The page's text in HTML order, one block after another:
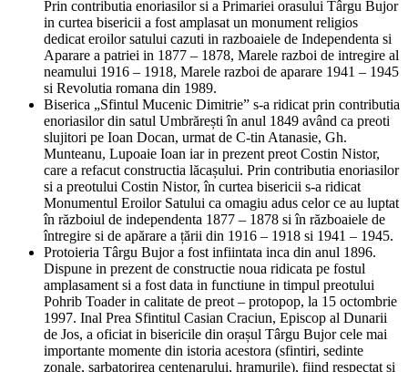
Prin contributia enoriasilor si a Primariei orasului Târgu Bujor
in curtea bisericii a fost amplasat un monument religios
dedicat eroilor satului cazuti in razboaiele de Independenta si
Aparare a patriei in 1877 – 1878, Marele razboi de intregire al
neamului 1916 – 1918, Marele razboi de aparare 1941 – 1945
si Revolutia romana din 1989.
Biserica „Sfintul Mucenic Dimitrie” s-a ridicat prin contributia
enoriasilor din satul Umbrărești în anul 1849 având ca preoti
slujitori pe Ioan Docan, urmat de C-tin Atanasie, Gh.
Munteanu, Lupoaie Ioan iar in prezent preot Costin Nistor,
care a refacut constructia lăcașului. Prin contributia enoriasilor
si a preotului Costin Nistor, în curtea bisericii s-a ridicat
Monumentul Eroilor Satului ca omagiu adus celor ce au luptat
în războiul de independenta 1877 – 1878 si în războaiele de
întregire si de apărare a țării din 1916 – 1918 si 1941 – 1945.
Protoieria Târgu Bujor a fost infiintata inca din anul 1896.
Dispune in prezent de constructie noua ridicata pe fostul
amplasament si a fost data in functiune in timpul preotului
Pohrib Toader in calitate de preot – protopop, la 15 octombrie
1997. Inal Prea Sfintitul Casian Craciun, Episcop al Dunarii
de Jos, a oficiat in bisericile din orașul Târgu Bujor cele mai
importante momente din istoria acestora (sfintiri, sedinte
zonale, sarbatorirea centenarului, hramurile), fiind respectat si